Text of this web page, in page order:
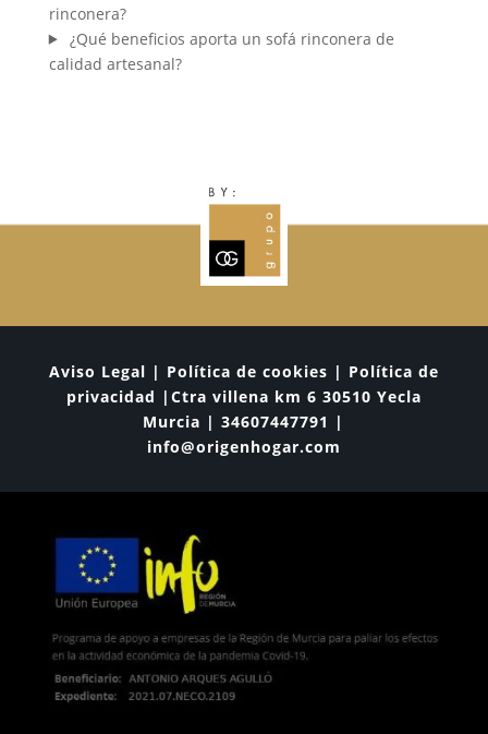
rinconera?
¿Qué beneficios aporta un sofá rinconera de
calidad artesanal?
Aviso Legal | Política de cookies | Política de
privacidad |Ctra villena km 6 30510 Yecla
Murcia | 34607447791 |
info@origenhogar.com